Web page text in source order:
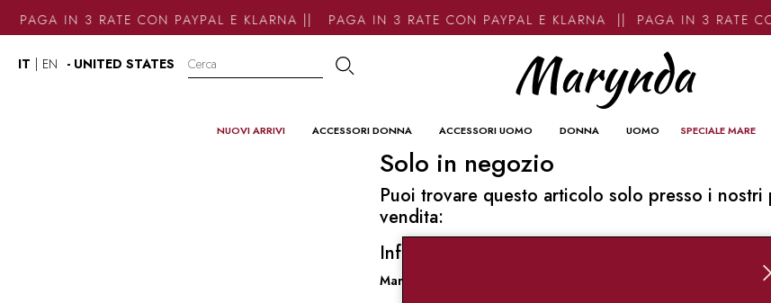
PAGA IN 3 RATE CON PAYPAL E KLARNA || PAGA IN 3 RATE CON PAYPAL E KLARNA || PAGA IN 3 RATE
IT EN - UNITED STATES
NUOVI ARRIVI ACCESSORI DONNA ACCESSORI UOMO DONNA UOMO SPECIALE MARE
Solo in negozio
Puoi trovare questo articolo solo presso i nostri
vendita:
Info contatti
Marynda